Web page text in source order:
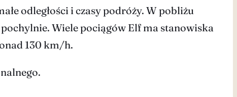
odległości i czasy podróży. W pobliżu
Wiele pociągów Elf ma stanowiska
130 km/h.